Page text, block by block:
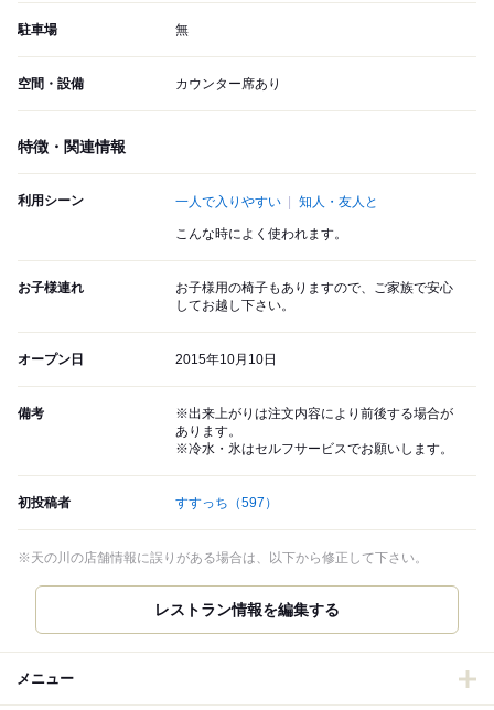
駐車場 無
空間・設備 カウンター席あり
特徴・関連情報
利用シーン 一人で入りやすい 知人・友人と
こんな時によく使われます。
お子様連れ
お子様用の椅子もありますので、ご家族で安心
してお越し下さい。
オープン日 2015年10月10日
備考
※出来上がりは注文内容により前後する場合が
あります。
※冷水・氷はセルフサービスでお願いします。
初投稿者 すすっち （597）
※天の川の店舗情報に誤りがある場合は、以下から修正して下さい。
レストラン情報を編集する
メニュー